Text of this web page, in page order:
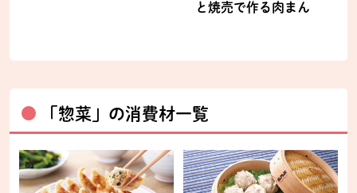
と焼売で作る肉まん
「惣菜」の消費材一覧